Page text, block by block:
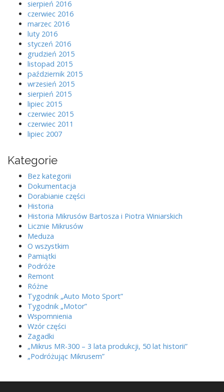
sierpień 2016
czerwiec 2016
marzec 2016
luty 2016
styczeń 2016
grudzień 2015
listopad 2015
październik 2015
wrzesień 2015
sierpień 2015
lipiec 2015
czerwiec 2015
czerwiec 2011
lipiec 2007
Kategorie
Bez kategorii
Dokumentacja
Dorabianie części
Historia
Historia Mikrusów Bartosza i Piotra Winiarskich
Licznie Mikrusów
Meduza
O wszystkim
Pamiątki
Podróże
Remont
Różne
Tygodnik „Auto Moto Sport”
Tygodnik „Motor”
Wspomnienia
Wzór części
Zagadki
„Mikrus MR-300 – 3 lata produkcji, 50 lat historii”
„Podróżując Mikrusem”